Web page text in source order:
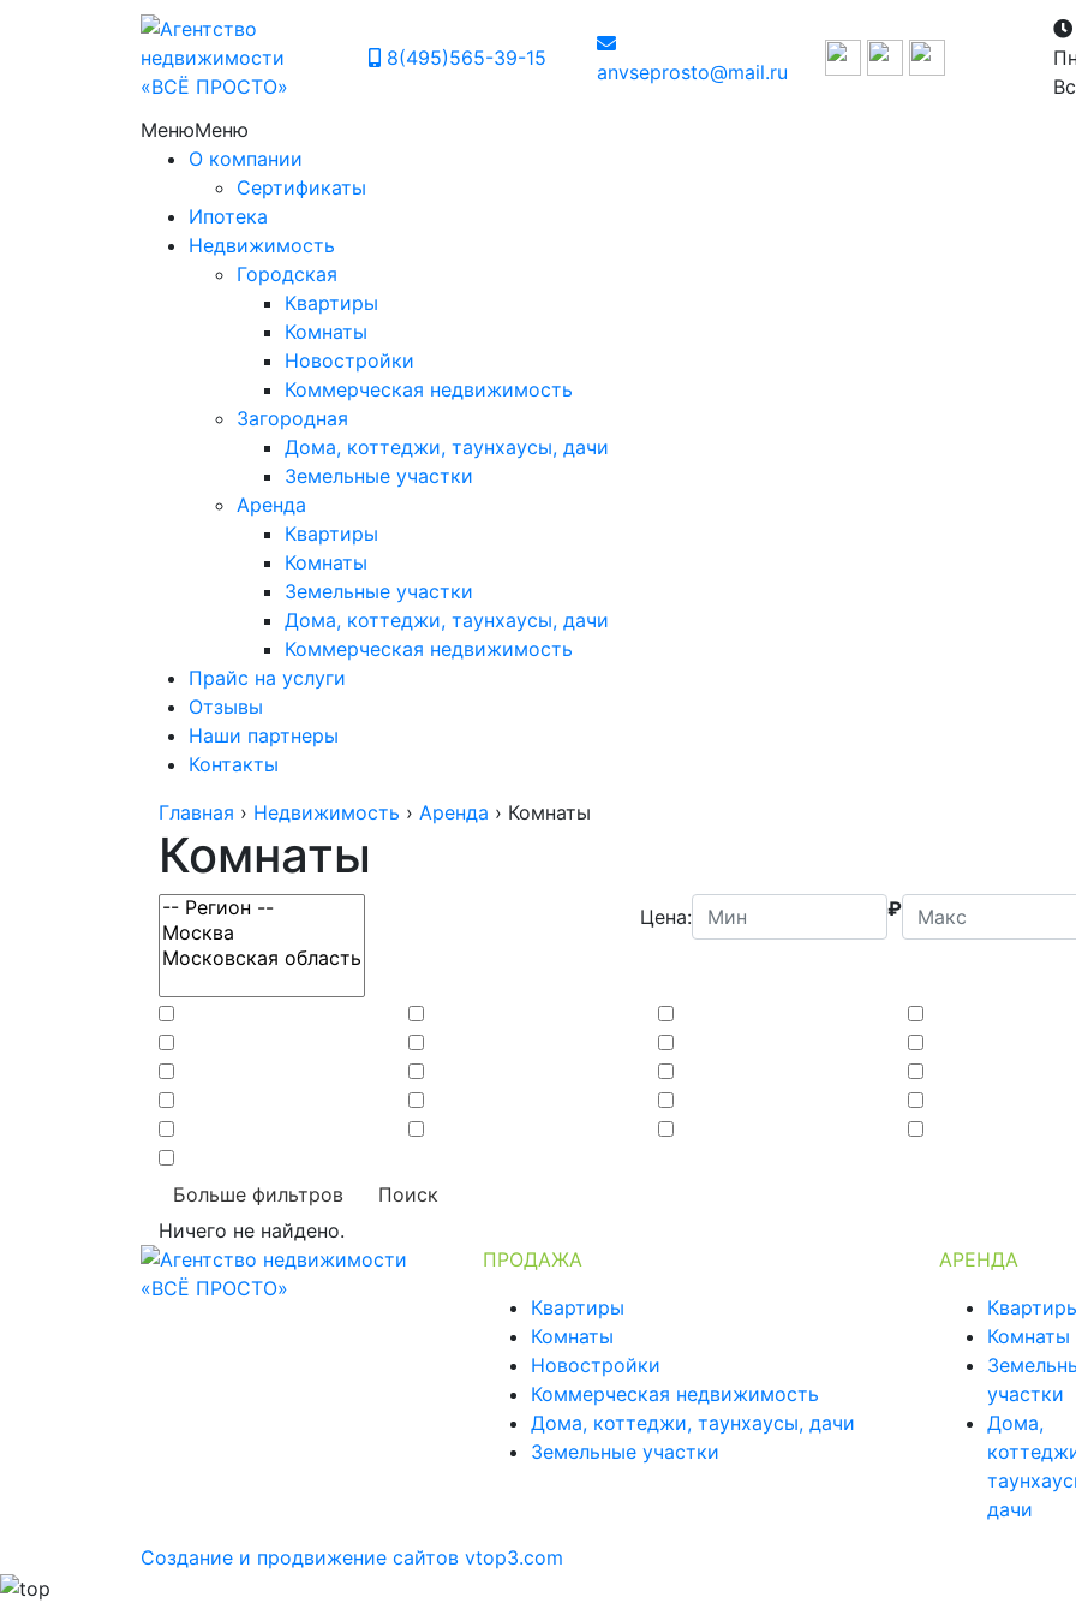
8(495)565-39-15
anvseprosto@mail.ru
МенюМеню
О компании
Сертификаты
Ипотека
Недвижимость
Городская
Квартиры
Комнаты
Новостройки
Коммерческая недвижимость
Загородная
Дома, коттеджи, таунхаусы, дачи
Земельные участки
Аренда
Квартиры
Комнаты
Земельные участки
Дома, коттеджи, таунхаусы, дачи
Коммерческая недвижимость
Прайс на услуги
Отзывы
Наши партнеры
Контакты
Главная › Недвижимость › Аренда › Комнаты
Комнаты
Цена: ₽
Больше фильтров
Поиск
Ничего не найдено.
ПРОДАЖА
Квартиры
Комнаты
Новостройки
Коммерческая недвижимость
Дома, коттеджи, таунхаусы, дачи
Земельные участки
АРЕНДА
Комнаты
участки
Дома,
дачи
Создание и продвижение сайтов vtop3.com